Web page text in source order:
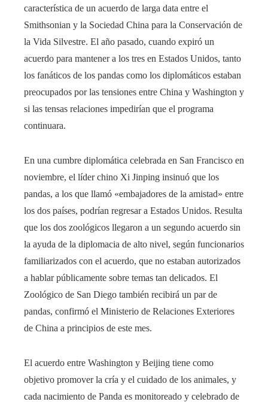
característica de un acuerdo de larga data entre el
Smithsonian y la Sociedad China para la Conservación de
la Vida Silvestre. El año pasado, cuando expiró un
acuerdo para mantener a los tres en Estados Unidos, tanto
los fanáticos de los pandas como los diplomáticos estaban
preocupados por las tensiones entre China y Washington y
si las tensas relaciones impedirían que el programa
continuara.
En una cumbre diplomática celebrada en San Francisco en
noviembre, el líder chino Xi Jinping insinuó que los
pandas, a los que llamó «embajadores de la amistad» entre
los dos países, podrían regresar a Estados Unidos. Resulta
que los dos zoológicos llegaron a un segundo acuerdo sin
la ayuda de la diplomacia de alto nivel, según funcionarios
familiarizados con el acuerdo, que no estaban autorizados
a hablar públicamente sobre temas tan delicados. El
Zoológico de San Diego también recibirá un par de
pandas, confirmó el Ministerio de Relaciones Exteriores
de China a principios de este mes.
El acuerdo entre Washington y Beijing tiene como
objetivo promover la cría y el cuidado de los animales, y
cada nacimiento de Panda es monitoreado y celebrado de